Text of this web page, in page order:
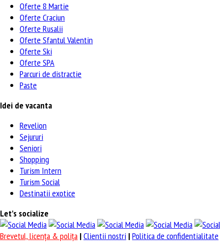
Oferte 8 Martie
Oferte Craciun
Oferte Rusalii
Oferte Sfantul Valentin
Oferte Ski
Oferte SPA
Parcuri de distractie
Paste
Idei de vacanta
Revelion
Sejururi
Seniori
Shopping
Turism Intern
Turism Social
Destinatii exotice
Let's socialize
Brevetul, licenţa & poliţa |Clientii nostri |Politica de confidentialitate